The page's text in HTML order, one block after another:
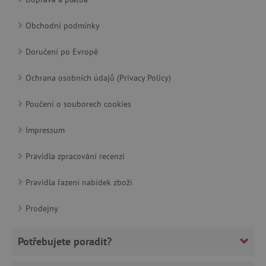
Obchodní podmínky
Doručení po Evropě
Ochrana osobních údajů (Privacy Policy)
Poučení o souborech cookies
Impressum
Pravidla zpracování recenzí
Pravidla řazení nabídek zboží
Prodejny
Potřebujete poradit?
CookieScriptConsent